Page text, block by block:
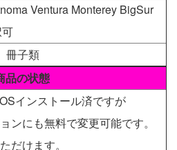
Ventura Monterey BigSur
子類
品の状態
インストール済ですが
ンにも無料で変更可能です。
だけます。